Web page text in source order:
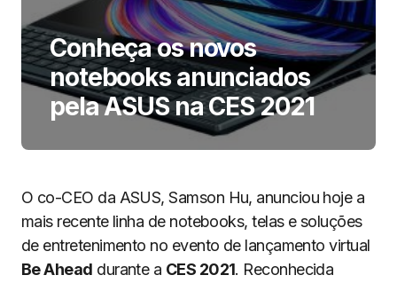
Conheça os novos
notebooks anunciados
pela ASUS na CES 2021
O co-CEO da ASUS, Samson Hu, anunciou hoje a
mais recente linha de notebooks, telas e soluções
de entretenimento no evento de lançamento virtual
Be Ahead durante a CES 2021. Reconhecida